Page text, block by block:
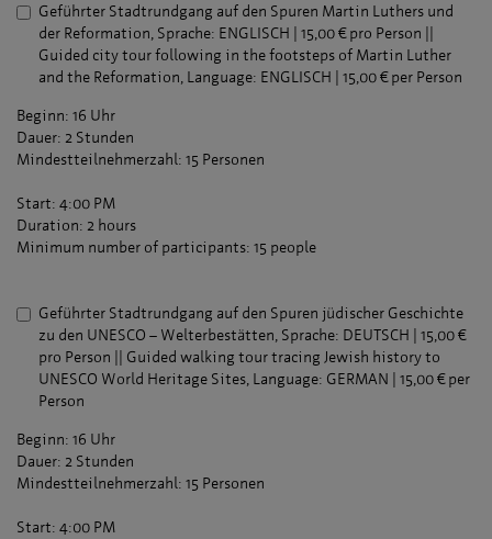
Geführter Stadtrundgang auf den Spuren Martin Luthers und
der Reformation, Sprache: ENGLISCH | 15,00 € pro Person ||
Guided city tour following in the footsteps of Martin Luther
and the Reformation, Language: ENGLISCH | 15,00 € per Person
Beginn: 16 Uhr
Dauer: 2 Stunden
Mindestteilnehmerzahl: 15 Personen
Start: 4:00 PM
Duration: 2 hours
Minimum number of participants: 15 people
Geführter Stadtrundgang auf den Spuren jüdischer Geschichte
zu den UNESCO – Welterbestätten, Sprache: DEUTSCH | 15,00 €
pro Person || Guided walking tour tracing Jewish history to
UNESCO World Heritage Sites, Language: GERMAN | 15,00 € per
Person
Beginn: 16 Uhr
Dauer: 2 Stunden
Mindestteilnehmerzahl: 15 Personen
Start: 4:00 PM